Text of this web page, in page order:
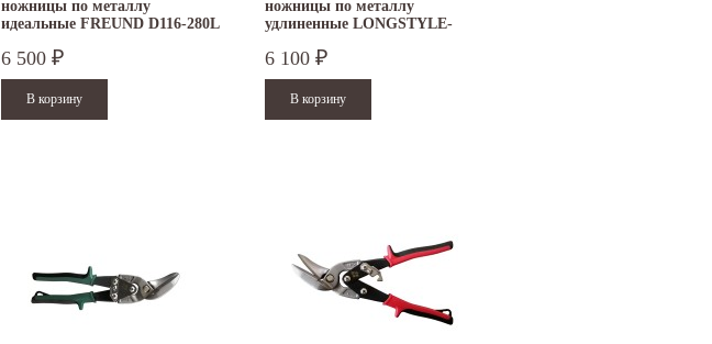
ножницы по металлу
идеальные FREUND D116-280L
6 500 ₽
ножницы по металлу
удлиненные LONGSTYLE-
6 100 ₽